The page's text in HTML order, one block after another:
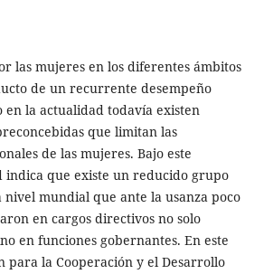
las mujeres en los diferentes ámbitos
de un recurrente desempeño
en la actualidad todavía existen
que limitan las
de las mujeres. Bajo este
indica que existe un reducido grupo
mundial que ante la usanza poco
en cargos directivos no solo
en funciones gobernantes. En este
para la Cooperación y el Desarrollo